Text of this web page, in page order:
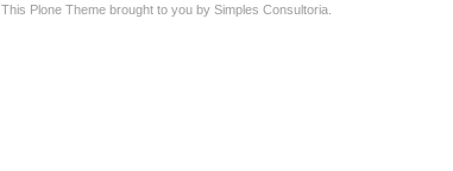
This Plone Theme brought to you by Simples Consultoria